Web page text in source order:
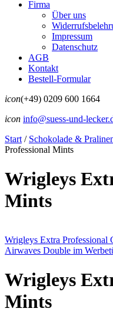
Firma
Über uns
Impressum
Datenschutz
AGB
Kontakt
Bestell-Formular
icon(+49) 0209 600 1664
icon info@suess-und-
Start / Schokolade &
Professional Mints
Wrigleys
Mints
Wrigleys Extra Professional
Airwaves Double im
Wrigleys
Mints